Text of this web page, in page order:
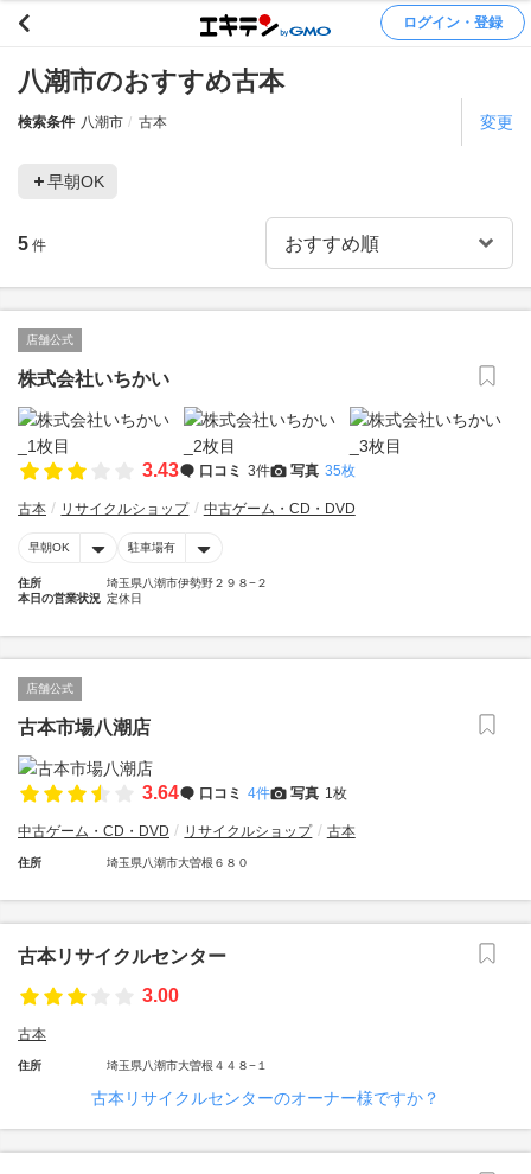
ログイン・登録
八潮市のおすすめ古本
検索条件 八潮市 古本 変更
早朝OK
5 件
店舗公式
株式会社いちかい
3.43 口コミ 3件 写真 35枚
古本 リサイクルショップ 中古ゲーム・CD・DVD
早朝OK 駐車場有
住所
埼玉県八潮市伊勢野２９８−２
本日の営業状況 定休日
店舗公式
古本市場八潮店
3.64 口コミ 4件 写真 1枚
中古ゲーム・CD・DVD リサイクルショップ 古本
住所 埼玉県八潮市大曽根６８０
古本リサイクルセンター
3.00
古本
住所 埼玉県八潮市大曽根４４８−１
古本リサイクルセンターのオーナー様ですか？